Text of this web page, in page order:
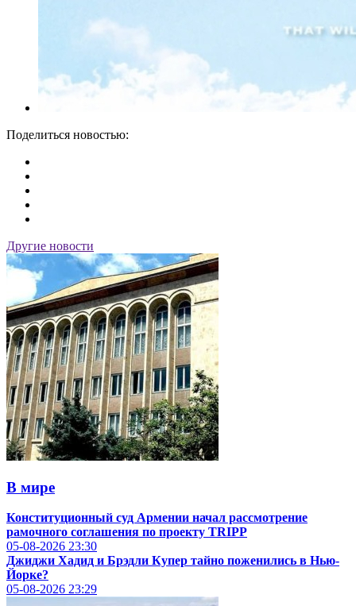
Поделиться новостью:
Другие новости
В мире
Конституционный суд Армении начал рассмотрение
рамочного соглашения по проекту TRIPP
05-08-2026 23:30
Джиджи Хадид и Брэдли Купер тайно поженились в Нью-
Йорке?
05-08-2026 23:29